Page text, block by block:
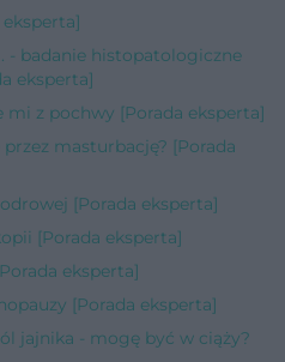
- badanie histopatologiczne
eksperta]
mi z pochwy [Porada eksperta]
masturbację? [Porada
[Porada eksperta]
[Porada eksperta]
eksperta]
[Porada eksperta]
jajnika - mogę być w ciąży?